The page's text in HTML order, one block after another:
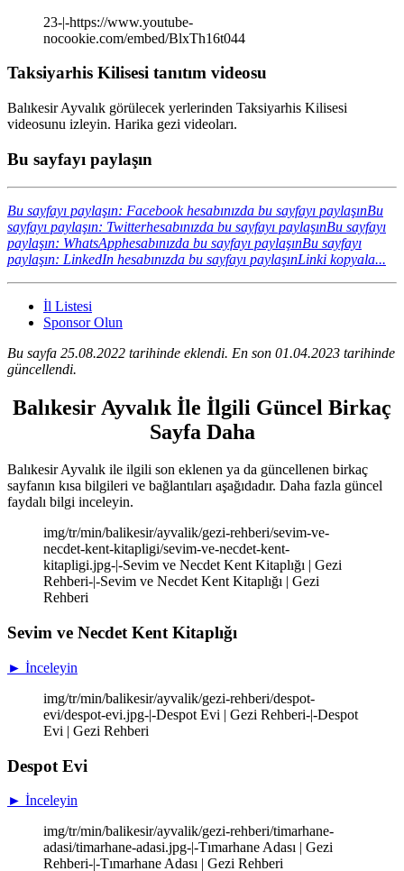
23-|-https://www.youtube-
nocookie.com/embed/BlxTh16t044
Taksiyarhis Kilisesi tanıtım videosu
Balıkesir Ayvalık görülecek yerlerinden Taksiyarhis Kilisesi
videosunu izleyin. Harika gezi videoları.
Bu sayfayı paylaşın
Bu sayfayı paylaşın: Facebook hesabınızda bu sayfayı paylaşınBu
sayfayı paylaşın: Twitterhesabınızda bu sayfayı paylaşınBu sayfayı
paylaşın: WhatsApphesabınızda bu sayfayı paylaşınBu sayfayı
paylaşın: LinkedIn hesabınızda bu sayfayı paylaşınLinki kopyala...
İl Listesi
Sponsor Olun
Bu sayfa 25.08.2022 tarihinde eklendi. En son 01.04.2023 tarihinde
güncellendi.
Balıkesir Ayvalık İle İlgili Güncel Birkaç
Sayfa Daha
Balıkesir Ayvalık ile ilgili son eklenen ya da güncellenen birkaç
sayfanın kısa bilgileri ve bağlantıları aşağıdadır. Daha fazla güncel
faydalı bilgi inceleyin.
img/tr/min/balikesir/ayvalik/gezi-rehberi/sevim-ve-
necdet-kent-kitapligi/sevim-ve-necdet-kent-
kitapligi.jpg-|-Sevim ve Necdet Kent Kitaplığı | Gezi
Rehberi-|-Sevim ve Necdet Kent Kitaplığı | Gezi
Rehberi
Sevim ve Necdet Kent Kitaplığı
► İnceleyin
img/tr/min/balikesir/ayvalik/gezi-rehberi/despot-
evi/despot-evi.jpg-|-Despot Evi | Gezi Rehberi-|-Despot
Evi | Gezi Rehberi
Despot Evi
► İnceleyin
img/tr/min/balikesir/ayvalik/gezi-rehberi/timarhane-
adasi/timarhane-adasi.jpg-|-Tımarhane Adası | Gezi
Rehberi-|-Tımarhane Adası | Gezi Rehberi